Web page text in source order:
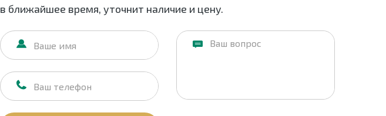
в ближайшее время, уточнит наличие и цену.